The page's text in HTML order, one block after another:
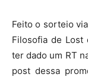
Feito o sorteio via
Filosofia de Lost
ter dado um RT
post dessa